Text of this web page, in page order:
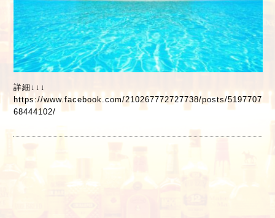
詳細↓↓↓
https://www.facebook.com/210267772727738/posts/5197707
68444102/